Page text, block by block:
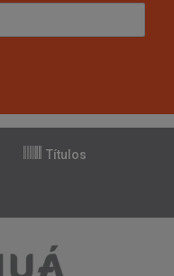
Títulos